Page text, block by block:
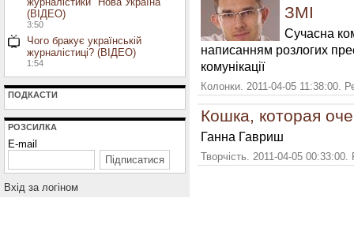
(ВІДЕО)
3:50
Чого бракує українській
журналістиці? (ВІДЕО)
1:54
ПОДКАСТИ
РОЗСИЛКА
E-mail
Вхiд за логiном
ЗМІ
Сучасна
написанням розлогих
комунікації
Колонки. 2011-04-05 11:38:00.
Кошка, которая
Ганна Гавриш
Творчість. 2011-04-05